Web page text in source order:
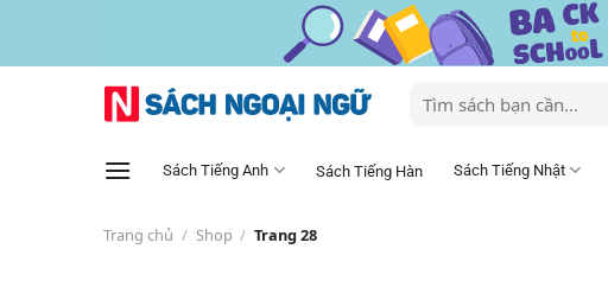
content
Tìm
kiếm:
Sách Tiếng Anh Sách Tiếng Hàn Sách Tiếng Nhật
Trang chủ / Shop / Trang 28